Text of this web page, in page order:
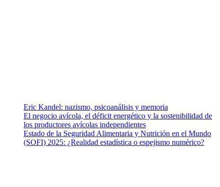
Eric Kandel: nazismo, psicoanálisis y memoria
El negocio avícola, el déficit energético y la sostenibilidad de
los productores avícolas independientes
Estado de la Seguridad Alimentaria y Nutrición en el Mundo
(SOFI) 2025: ¿Realidad estadística o espejismo numérico?